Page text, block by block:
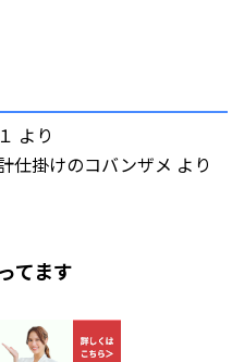
より
仕掛けのコバンザメ より
てます